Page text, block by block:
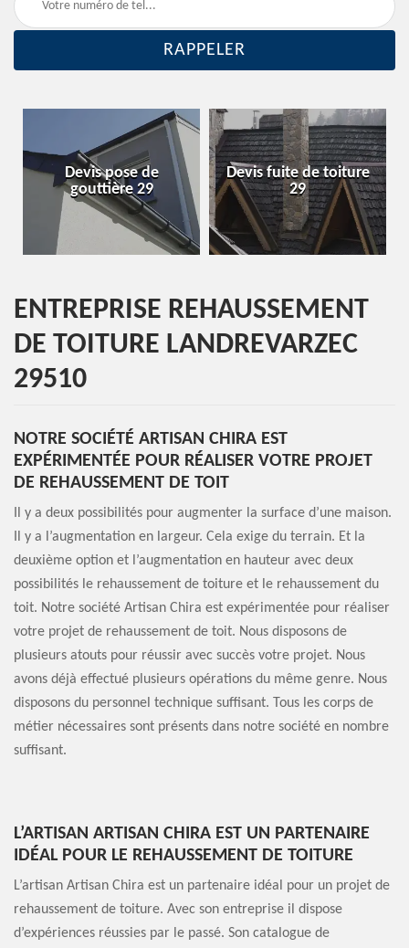
Devis pose de
gouttière 29
Devis fuite de toiture
29
ENTREPRISE REHAUSSEMENT
DE TOITURE LANDREVARZEC
29510
NOTRE SOCIÉTÉ ARTISAN CHIRA EST
EXPÉRIMENTÉE POUR RÉALISER VOTRE PROJET
DE REHAUSSEMENT DE TOIT
Il y a deux possibilités pour augmenter la surface d’une maison.
Il y a l’augmentation en largeur. Cela exige du terrain. Et la
deuxième option et l’augmentation en hauteur avec deux
possibilités le rehaussement de toiture et le rehaussement du
toit. Notre société Artisan Chira est expérimentée pour réaliser
votre projet de rehaussement de toit. Nous disposons de
plusieurs atouts pour réussir avec succès votre projet. Nous
avons déjà effectué plusieurs opérations du même genre. Nous
disposons du personnel technique suffisant. Tous les corps de
métier nécessaires sont présents dans notre société en nombre
suffisant.
L’ARTISAN ARTISAN CHIRA EST UN PARTENAIRE
IDÉAL POUR LE REHAUSSEMENT DE TOITURE
L’artisan Artisan Chira est un partenaire idéal pour un projet de
rehaussement de toiture. Avec son entreprise il dispose
d’expériences réussies par le passé. Son catalogue de